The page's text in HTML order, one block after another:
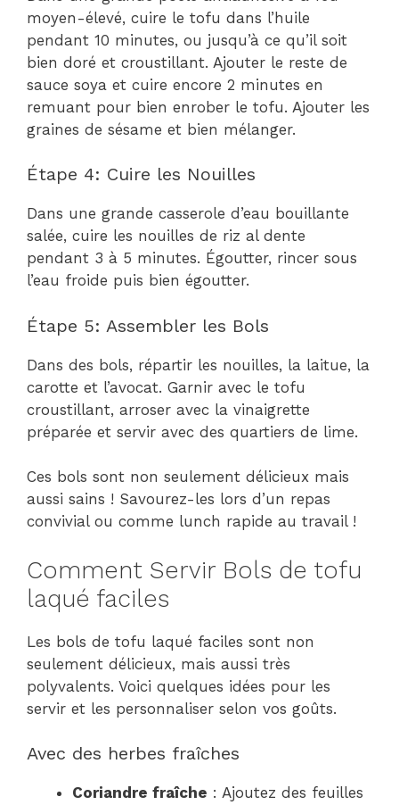
moyen-élevé, cuire le tofu dans l’huile
pendant 10 minutes, ou jusqu’à ce qu’il soit
bien doré et croustillant. Ajouter le reste de
sauce soya et cuire encore 2 minutes en
remuant pour bien enrober le tofu. Ajouter les
graines de sésame et bien mélanger.
Étape 4: Cuire les Nouilles
Dans une grande casserole d’eau bouillante
salée, cuire les nouilles de riz al dente
pendant 3 à 5 minutes. Égoutter, rincer sous
l’eau froide puis bien égoutter.
Étape 5: Assembler les Bols
Dans des bols, répartir les nouilles, la laitue, la
carotte et l’avocat. Garnir avec le tofu
croustillant, arroser avec la vinaigrette
préparée et servir avec des quartiers de lime.
Ces bols sont non seulement délicieux mais
aussi sains ! Savourez-les lors d’un repas
convivial ou comme lunch rapide au travail !
Comment Servir Bols de tofu
laqué faciles
Les bols de tofu laqué faciles sont non
seulement délicieux, mais aussi très
polyvalents. Voici quelques idées pour les
servir et les personnaliser selon vos goûts.
Avec des herbes fraîches
Coriandre fraîche : Ajoutez des feuilles